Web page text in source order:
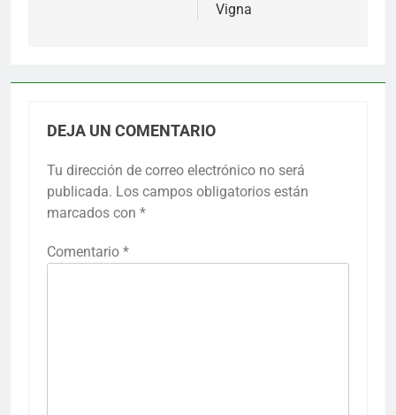
Vigna
DEJA UN COMENTARIO
Tu dirección de correo electrónico no será
publicada. Los campos obligatorios están
marcados con *
Comentario *